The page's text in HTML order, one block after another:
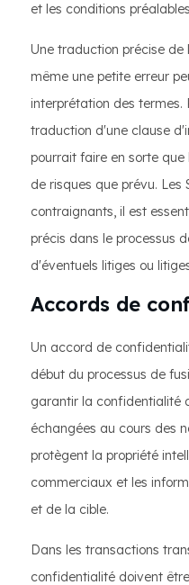
et les conditions
Une traduction précise de
même une petite erreur
interprétation des termes.
traduction d'une clause
pourrait faire en sorte
de risques que prévu. Les
contraignants, il est
précis dans le processus
d'éventuels litiges ou
Accords de
Un accord de
début du processus de
garantir la confidentialité
échangées au cours des
protègent la propriété
commerciaux et les
et de la cible.
Dans les transactions
confidentialité doivent